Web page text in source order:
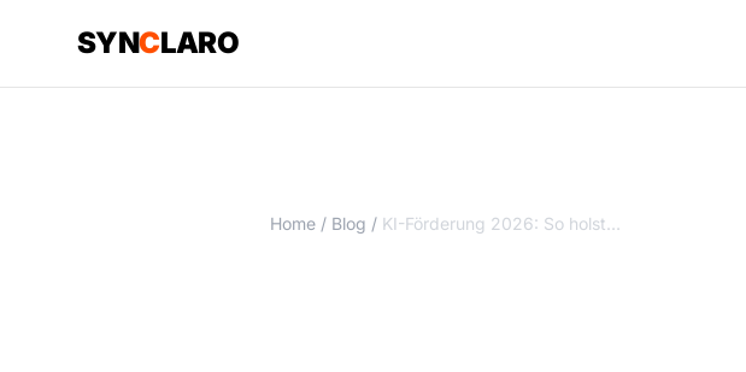
SYNCLARO
Home / Blog / KI-Förderung 2026: So holst du das Beste für dein KMU